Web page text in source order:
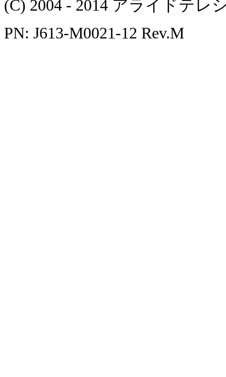
(C) 2004 - 2014 アライドテ
PN: J613-M0021-12 Rev.M